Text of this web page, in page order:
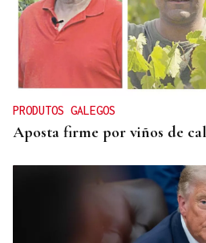
DISTRIBUIDORA FAMILIAR
Gaseosas Roca, medio siglo
Valdeorras y Coca-Cola
PRODUTOS GALEGOS
Aposta firme por viños de